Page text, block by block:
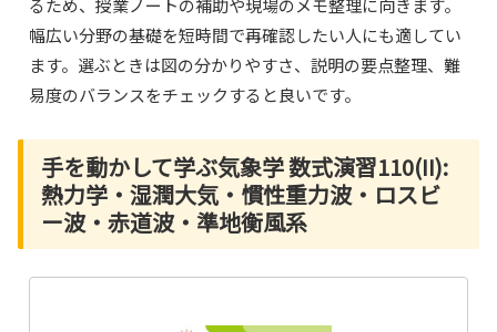
幅広い分野の基礎を短時間で再確認したい人にも適してい
ます。選ぶときは図の分かりやすさ、説明の要点整理、難
易度のバランスをチェックすると良いです。
手を動かして学ぶ気象学 数式演習110(II):
熱力学・湿潤大気・慣性重力波・ロスビ
ー波・赤道波・準地衡風系